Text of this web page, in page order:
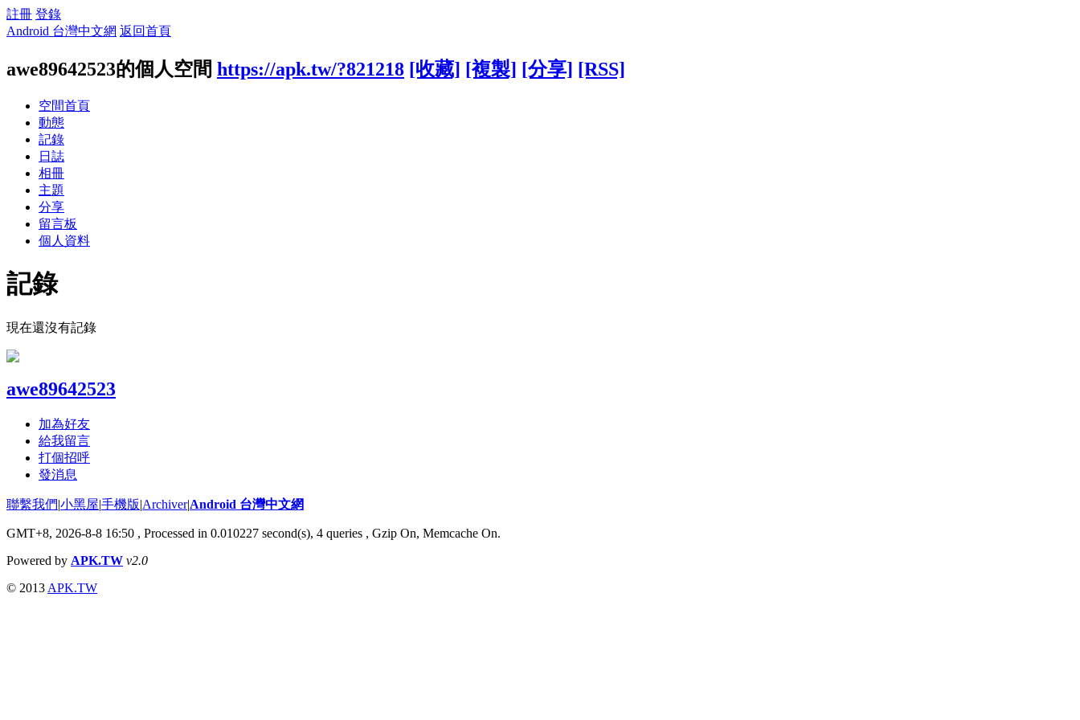
註冊 登錄
Android 台灣中文網 返回首頁
awe89642523的個人空間 https://apk.tw/?821218 [收藏] [複製] [分享] [RSS]
空間首頁
動態
記錄
日誌
相冊
主題
分享
留言板
個人資料
記錄
現在還沒有記錄
awe89642523
加為好友
給我留言
打個招呼
發消息
聯繫我們|小黑屋|手機版|Archiver|Android 台灣中文網
GMT+8, 2026-8-8 16:50 , Processed in 0.010227 second(s), 4 queries , Gzip On, Memcache On.
Powered by APK.TW v2.0
© 2013 APK.TW